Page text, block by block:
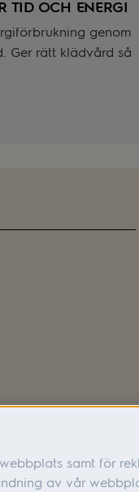
TID OCH ENERGI
genom
Ger rätt klädvård så
samt för
av vår